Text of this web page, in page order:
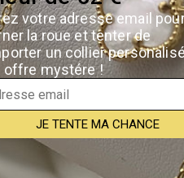
*
(3€)